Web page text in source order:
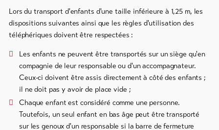
Lors du transport d'enfants d'une taille inférieure à 1,25 m, les
dispositions suivantes ainsi que les règles d'utilisation des
téléphériques doivent être respectées :
Les enfants ne peuvent être transportés sur un siège qu'en
compagnie de leur responsable ou d'un accompagnateur.
Ceux-ci doivent être assis directement à côté des enfants ;
il ne doit pas y avoir de place vide ;
Chaque enfant est considéré comme une personne.
Toutefois, un seul enfant en bas âge peut être transporté
sur les genoux d'un responsable si la barre de fermeture